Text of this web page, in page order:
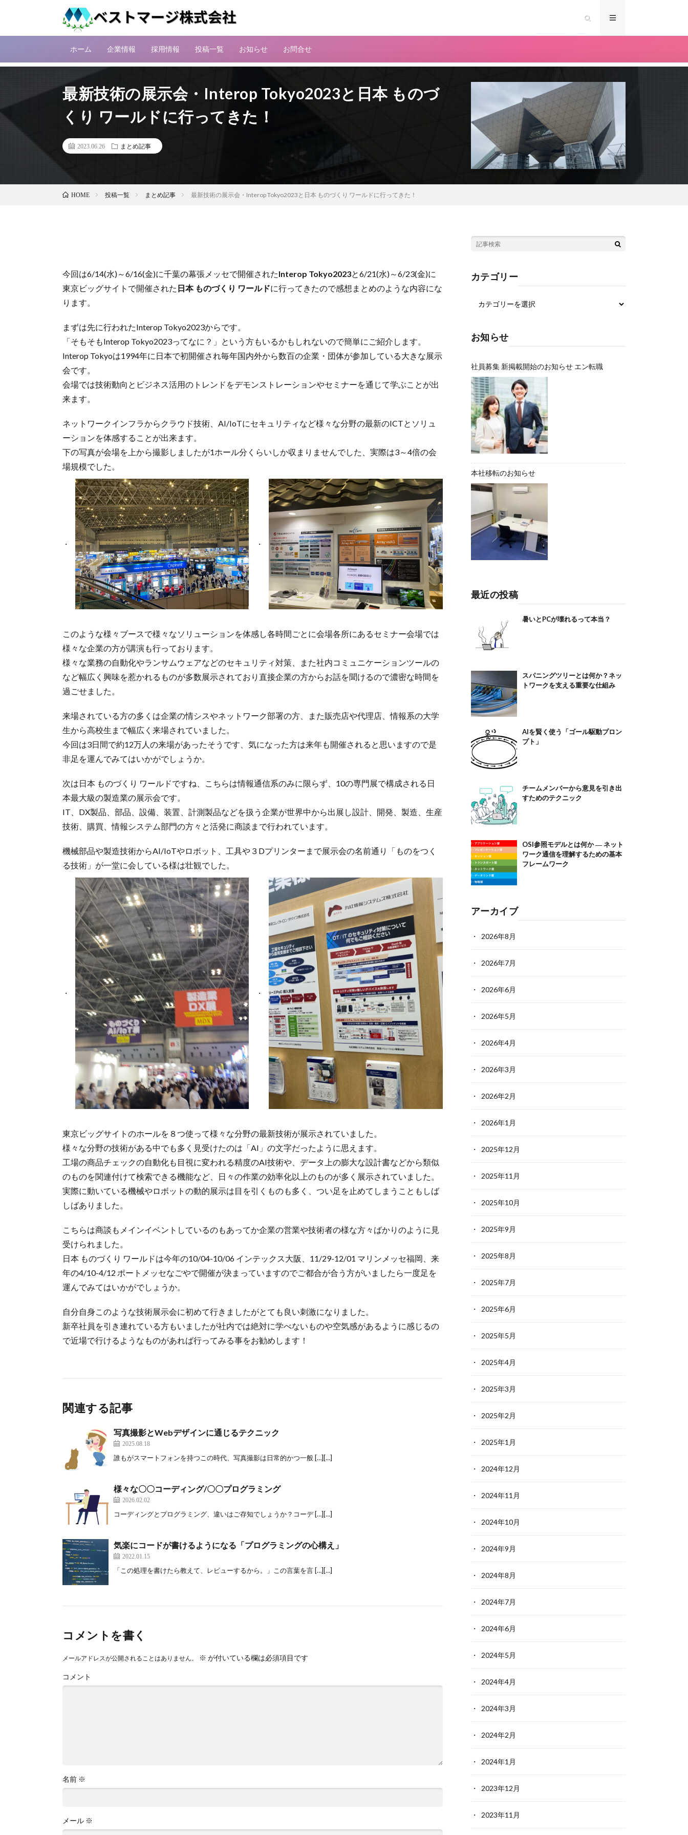
ホーム 企業情報 採用情報 投稿一覧 お知らせ お問合せ
最新技術の展示会・Interop Tokyo2023と日本 ものづ
くり ワールドに行ってきた！
2023.06.26 まとめ記事
HOME 投稿一覧 まとめ記事 最新技術の展示会・Interop Tokyo2023と日本 ものづくり ワールドに行ってきた！
今回は6/14(水)～6/16(金)に千葉の幕張メッセで開催されたInterop Tokyo2023と6/21(水)～6/23(金)に
東京ビッグサイトで開催された 日本 ものづくり ワールドに行ってきたので感想まとめのような内容にな
ります。
まずは先に行われたInterop Tokyo2023からです。
「そもそもInterop Tokyo2023ってなに？」という方もいるかもしれないので簡単にご紹介します。
Interop Tokyoは1994年に日本で初開催され毎年国内外から数百の企業・団体が参加している大きな展示
会です。
会場では技術動向とビジネス活用のトレンドをデモンストレーションやセミナーを通じて学ぶことが出
来ます。
ネットワークインフラからクラウド技術、AI/IoTにセキュリティなど様々な分野の最新のICTとソリュ
ーションを体感することが出来ます。
下の写真が会場を上から撮影しましたが1ホール分くらいしか収まりませんでした、実際は3～4倍の会
場規模でした。
このような様々ブースで様々なソリューションを体感し各時間ごとに会場各所にあるセミナー会場では
様々な企業の方が講演も行っております。
様々な業務の自動化やランサムウェアなどのセキュリティ対策、また社内コミュニケーションツールの
など幅広く興味を惹かれるものが多数展示されており直接企業の方からお話を聞けるので濃密な時間を
過ごせました。
来場されている方の多くは企業の情シスやネットワーク部署の方、また販売店や代理店、情報系の大学
生から高校生まで幅広く来場されていました。
今回は3日間で約12万人の来場があったそうです、気になった方は来年も開催されると思いますので是
非足を運んでみてはいかがでしょうか。
次は日本 ものづくり ワールドですね、こちらは情報通信系のみに限らず、10の専門展で構成される日
本最大級の製造業の展示会です。
IT、DX製品、部品、設備、装置、計測製品などを扱う企業が世界中から出展し設計、開発、製造、生産
技術、購買、情報システム部門の方々と活発に商談まで行われています。
機械部品や製造技術からAI/IoTやロボット、工具や３Dプリンターまで展示会の名前通り「ものをつく
る技術」が一堂に会している様は壮観でした。
東京ビッグサイトのホールを８つ使って様々な分野の最新技術が展示されていました。
様々な分野の技術がある中でも多く見受けたのは「AI」の文字だったように思えます。
工場の商品チェックの自動化も目視に変われる精度のAI技術や、データ上の膨大な設計書などから類似
のものを関連付けて検索できる機能など、日々の作業の効率化以上のものが多く展示されていました。
実際に動いている機械やロボットの動的展示は目を引くものも多く、つい足を止めてしまうこともしば
しばありました。
こちらは商談もメインイベントしているのもあってか企業の営業や技術者の様な方々ばかりのように見
受けられました。
日本 ものづくり ワールドは今年の10/04-10/06 インテックス大阪、11/29-12/01 マリンメッセ福岡、来
年の4/10-4/12 ポートメッセなごやで開催が決まっていますのでご都合が合う方がいましたら一度足を
運んでみてはいかがでしょうか。
自分自身このような技術展示会に初めて行きましたがとても良い刺激になりました。
新卒社員を引き連れている方もいましたが社内では絶対に学べないものや空気感があるように感じるの
で近場で行けるようなものがあれば行ってみる事をお勧めします！
関連する記事
写真撮影とWebデザインに通じるテクニック
2025.08.18
誰もがスマートフォンを持つこの時代、写真撮影は日常的かつ一般 […][…]
様々な〇〇コーディング/〇〇プログラミング
2026.02.02
コーディングとプログラミング、違いはご存知でしょうか？コーデ […][…]
気楽にコードが書けるようになる「プログラミングの心構え」
2022.01.15
「この処理を書けたら教えて、レビューするから。」この言葉を言 […][…]
コメントを書く
メールアドレスが公開されることはありません。 ※ が付いている欄は必須項目です
コメント
名前 ※
メール ※
カテゴリー
お知らせ
社員募集 新掲載開始のお知らせ エン転職
本社移転のお知らせ
最近の投稿
暑いとPCが壊れるって本当？
スパニングツリーとは何か？ネッ
トワークを支える重要な仕組み
AIを賢く使う「ゴール駆動プロン
プト」
チームメンバーから意見を引き出
すためのテクニック
OSI参照モデルとは何か ― ネット
ワーク通信を理解するための基本
フレームワーク
アーカイブ
2026年8月
2026年7月
2026年6月
2026年5月
2026年4月
2026年3月
2026年2月
2026年1月
2025年12月
2025年11月
2025年10月
2025年9月
2025年8月
2025年7月
2025年6月
2025年5月
2025年4月
2025年3月
2025年2月
2025年1月
2024年12月
2024年11月
2024年10月
2024年9月
2024年8月
2024年7月
2024年6月
2024年5月
2024年4月
2024年3月
2024年2月
2024年1月
2023年12月
2023年11月